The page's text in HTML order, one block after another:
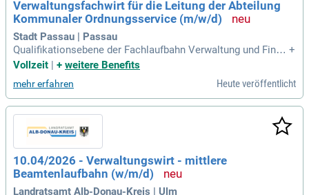
e C oder CE erforderlich. Das Auswahlverfahren umfasst Sp
ort- und praktische Tests sowie ein Vorstellungsgespräch, u
m die besten Talente zu finden.
Verwaltungsfachwirt für die Leitung der Abteilung
Kommunaler Ordnungsservice (m/w/d)
Stadt Passau | Passau
Qualifikationsebene der Fachlaufbahn Verwaltung und Finan
zen oder die abgeschlossene entsprechende modulare Qual
chäftigtenlehrgang II (Verwaltungsfachwirt/in); Führerschein
Klasse B (Nachweis ist
+
Vollzeit | + weitere Benefits
mehr erfahren Heute veröffentlicht
10.04/2026 - Verwaltungswirt - mittlere
Beamtenlaufbahn (w/m/d)
Landratsamt Alb-Donau-Kreis | Ulm